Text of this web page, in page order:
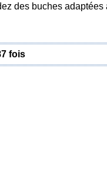
des buches adaptées
fois